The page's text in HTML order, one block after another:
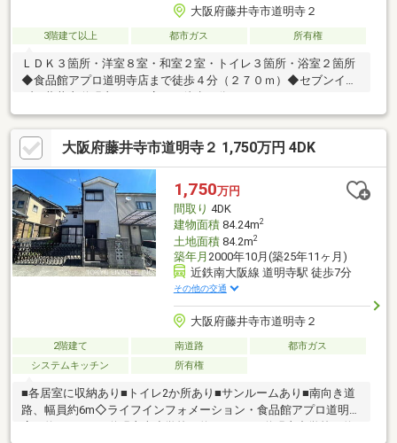
大阪府藤井寺市道明寺２
3階建て以上 都市ガス 所有権
ＬＤＫ３箇所・洋室８室・和室２室・トイレ３箇所・浴室２箇所
◆食品館アプロ道明寺店まで徒歩４分（２７０ｍ）◆セブンイレ
大阪府藤井寺市道明寺２ 1,750万円 4DK
1,750万円
間取り 4DK
建物面積84.24m2
土地面積84.2m2
築年月 2000年10月(築25年11ヶ月)
近鉄南大阪線 道明寺駅 徒歩7分
その他の交通
大阪府藤井寺市道明寺２
2階建て 南道路
都市ガス
システムキッチン
所有権
■各居室に収納あり■トイレ2か所あり■サンルームあり■南向き道
路、幅員約6m◇ライフインフォメーション・食品館アプロ道明寺